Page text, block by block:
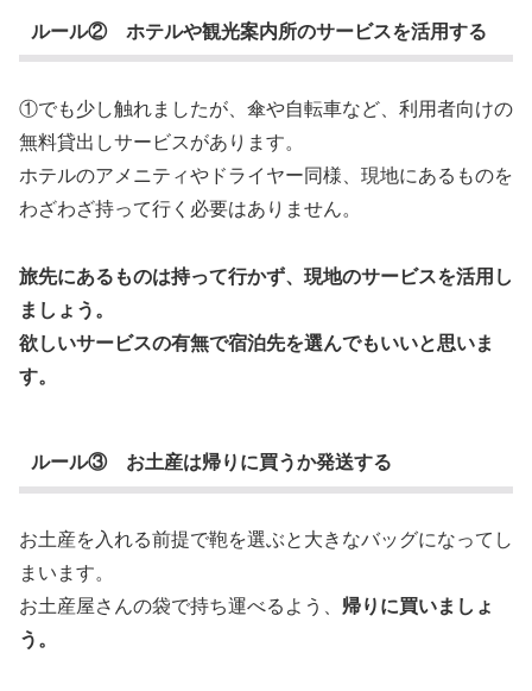
ルール② ホテルや観光案内所のサービスを活用する
①でも少し触れましたが、傘や自転車など、利用者向けの
無料貸出しサービスがあります。
ホテルのアメニティやドライヤー同様、現地にあるものを
わざわざ持って行く必要はありません。
旅先にあるものは持って行かず、現地のサービスを活用し
ましょう。
欲しいサービスの有無で宿泊先を選んでもいいと思いま
す。
ルール③ お土産は帰りに買うか発送する
お土産を入れる前提で鞄を選ぶと大きなバッグになってし
まいます。
お土産屋さんの袋で持ち運べるよう、 帰りに買いましょ
う。